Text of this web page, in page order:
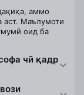
аммо
аст. Маълумоти
оид ба
чӣ қадр